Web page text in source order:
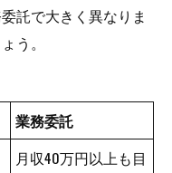
託で大きく異なりま
う。
業務委託
月収40万円以上も目